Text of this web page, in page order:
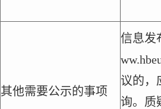
其他需要公示的事项
信息发
议的，
询。质